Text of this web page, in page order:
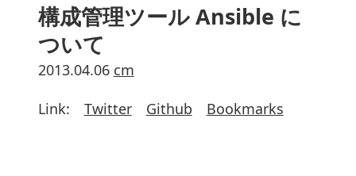
構成管理ツール Ansible に
ついて
2013.04.06 cm
Link: Twitter Github Bookmarks